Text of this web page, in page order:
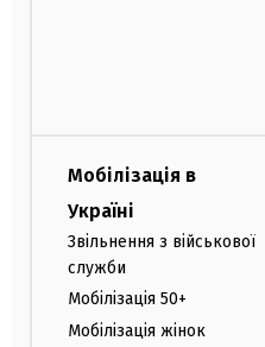
Мобілізація в
Україні
Звільнення з військової
служби
Мобілізація 50+
Мобілізація жінок